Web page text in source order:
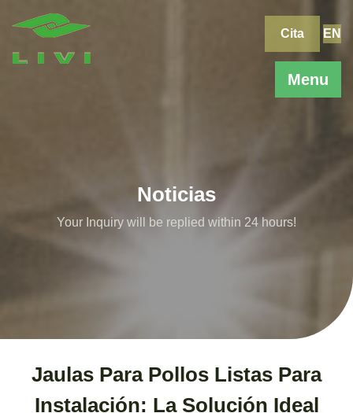
Menu
Cita EN
Noticias
Your Inquiry will be replied within 24 hours!
Jaulas Para Pollos Listas Para
Instalación: La Solución Ideal